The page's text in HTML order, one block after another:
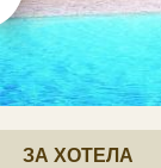
ЗА ХОТЕЛА